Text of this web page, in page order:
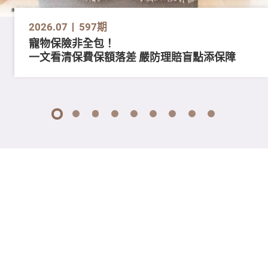
2026.07 597期
寵物保險非全包！
一文看清保費保額落差 嚴防理賠盲點添保障
1 2 3 4 5 6 7 8 9